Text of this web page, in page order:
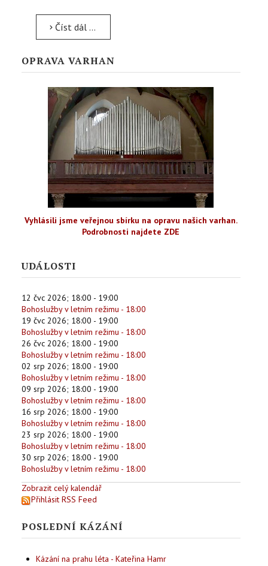
Číst dál …
OPRAVA VARHAN
Vyhlásili jsme veřejnou sbírku na opravu našich varhan.
Podrobnosti najdete ZDE
UDÁLOSTI
12 čvc 2026; 18:00 - 19:00
Bohoslužby v letním režimu - 18:00
19 čvc 2026; 18:00 - 19:00
Bohoslužby v letním režimu - 18:00
26 čvc 2026; 18:00 - 19:00
Bohoslužby v letním režimu - 18:00
02 srp 2026; 18:00 - 19:00
Bohoslužby v letním režimu - 18:00
09 srp 2026; 18:00 - 19:00
Bohoslužby v letním režimu - 18:00
16 srp 2026; 18:00 - 19:00
Bohoslužby v letním režimu - 18:00
23 srp 2026; 18:00 - 19:00
Bohoslužby v letním režimu - 18:00
30 srp 2026; 18:00 - 19:00
Bohoslužby v letním režimu - 18:00
Zobrazit celý kalendář
Přihlásit RSS Feed
POSLEDNÍ KÁZÁNÍ
Kázání na prahu léta - Kateřina Hamr